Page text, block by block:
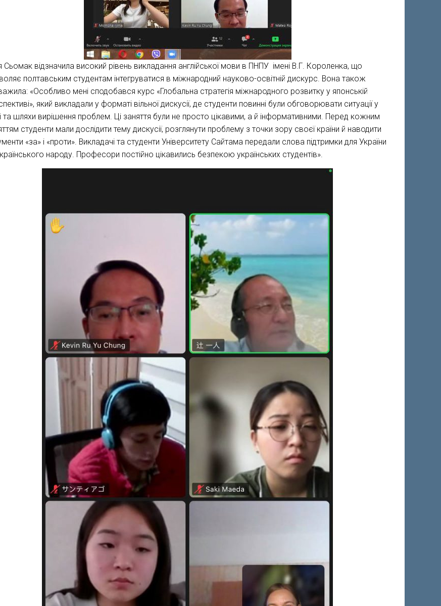
Сьомак відзначила високий рівень викладання англійської мови в ПНПУ імені В.Г. Короленка, що
полтавським студентам інтегруватися в міжнародний науково-освітній дискурс. Вона також
«Особливо мені сподобався курс «Глобальна стратегія міжнародного розвитку у японській
який викладали у форматі вільної дискусії, де студенти повинні були обговорювати ситуації у
та шляхи вирішення проблем. Ці заняття були не просто цікавими, а й інформативними. Перед кожним
студенти мали дослідити тему дискусії, розглянути проблему з точки зору своєї країни й наводити
«за» і «проти». Викладачі та студенти Університету Сайтама передали слова підтримки для України
народу. Професори постійно цікавились безпекою українських студентів».